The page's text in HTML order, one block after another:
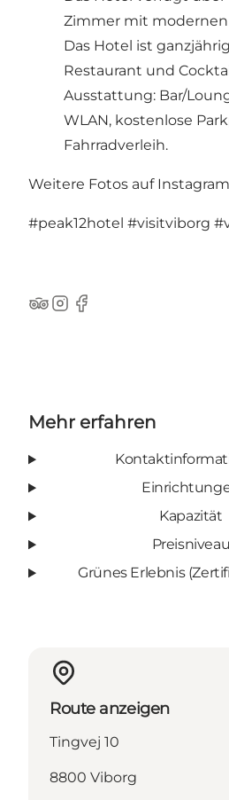
Zimmer mit
Das Hotel ist
Restaurant und
Ausstattung: Bar/
WLAN, kostenlose
Fahrradverleih.
Weitere Fotos auf Instagram
#peak12hotel #visitviborg
TripAdvisor
Instagram
Facebook
Mehr erfahren
Kapazität
Preisniveau
Grünes Erlebnis
Route anzeigen
Tingvej 10
8800 Viborg